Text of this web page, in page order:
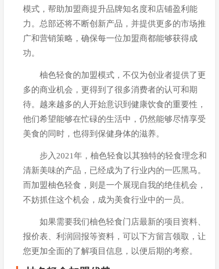
模式，帮助加盟商提升品牌知名度和店铺盈利能
力。总部还将不断创新产品，并提供更多的市场推
广和营销策略，确保每一位加盟商都能够获得成
功。
柚色轻食的加盟模式，不仅为创业者提供了更
多的商业机会，更得到了很多消费者的认可和期
待。越来越多的人开始意识到健康饮食的重要性，
他们希望能够在忙碌的生活中，仍然能够尽情享受
美食的同时，也得到保健身体的滋养。
步入2021年，柚色轻食以其独特的轻食理念和
清新美味的产品，已经成为了行业内的一匹黑马。
而加盟柚色轻食，则是一个展现自我的绝佳机会，
不妨抓住这个机会，成为美食行业中的一员。
如果需要我们柚色轻食门店最新的项目资料、
报价表、利润回报等资料，可以下方留言领取，让
您更加全面的了解项目信息，以便后期的考察。